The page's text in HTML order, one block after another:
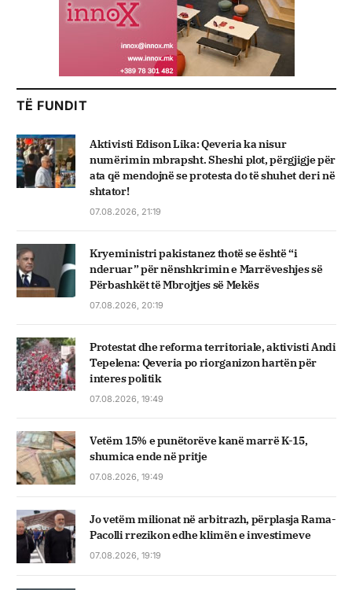
TË FUNDIT
Aktivisti Edison Lika: Qeveria ka nisur
numërimin mbrapsht. Sheshi plot, përgjigje për
ata që mendojnë se protesta do të shuhet deri në
shtator!
07.08.2026, 21:19
Kryeministri pakistanez thotë se është “i
nderuar” për nënshkrimin e Marrëveshjes së
Përbashkët të Mbrojtjes së Mekës
07.08.2026, 20:19
Protestat dhe reforma territoriale, aktivisti Andi
Tepelena: Qeveria po riorganizon hartën për
interes politik
07.08.2026, 19:49
Vetëm 15% e punëtorëve kanë marrë K-15,
shumica ende në pritje
07.08.2026, 19:49
Jo vetëm milionat në arbitrazh, përplasja Rama-
Pacolli rrezikon edhe klimën e investimeve
07.08.2026, 19:19